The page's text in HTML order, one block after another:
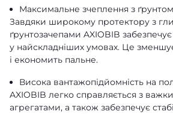
Максимальне зчеплення з ґрунтом
Завдяки широкому протектору з
ґрунтозачепами AXIOBIB забезпечує
у найскладніших умовах. Це
і економить пальне.
Висока вантажопідйомність на
AXIOBIB легко справляється з
агрегатами, а також забезпечує